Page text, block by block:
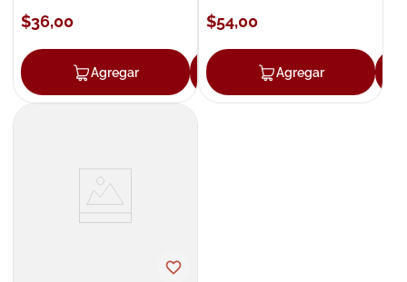
$36,00
Agregar Agregar
$54,00
Agregar